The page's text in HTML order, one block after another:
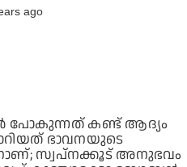
ago
പോകുന്നത് കണ്ട് ആദ്യം
ഭാവനയുടെ
സ്വപ്‌നക്കൂട് അനുഭവം